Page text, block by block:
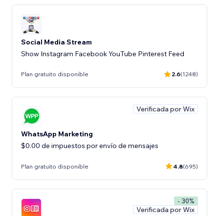
Social Media Stream
Show Instagram Facebook YouTube Pinterest Feed
Plan gratuito disponible 2.6(1248)
Verificada por Wix
WhatsApp Marketing
$0.00 de impuestos por envío de mensajes
Plan gratuito disponible 4.8(695)
- 30%
Verificada por Wix